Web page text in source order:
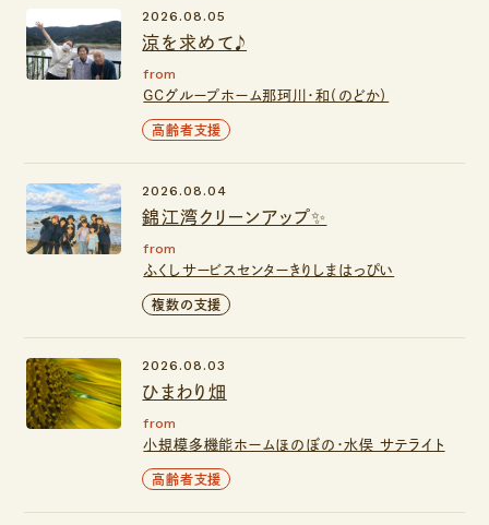
涼を求めて♪
2026.08.05
from
GCグループホーム那珂川・和（のどか）
高齢者支援
錦江湾クリーンアップ✨
2026.08.04
from
ふくしサービスセンターきりしまはっぴい
複数の支援
ひまわり畑
2026.08.03
from
小規模多機能ホームほのぼの・水俣 サテライト
高齢者支援